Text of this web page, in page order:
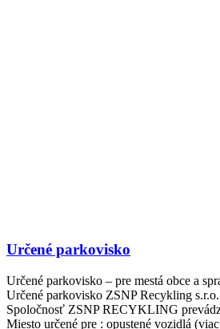
Určené parkovisko
Určené parkovisko – pre mestá obce a
Určené parkovisko ZSNP Recykling
Spoločnosť ZSNP RECYKLING
Miesto určené pre : opustené vozidlá